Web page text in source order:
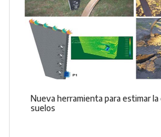
Nueva herramienta para estimar
suelos